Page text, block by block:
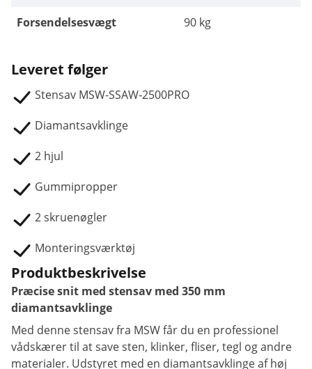
Forsendelsesvægt
90 kg
Leveret følger
Stensav MSW-SSAW-2500PRO
Diamantsavklinge
2 hjul
Gummipropper
2 skruenøgler
Monteringsværktøj
Produktbeskrivelse
Præcise snit med stensav med 350 mm
diamantsavklinge
Med denne stensav fra MSW får du en professionel
vådskærer til at save sten, klinker, fliser, tegl og andre
materialer. Udstyret med en diamantsavklinge af høj